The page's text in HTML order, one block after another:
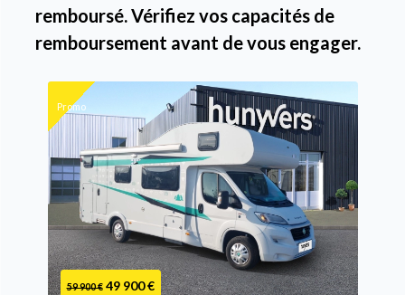
remboursé. Vérifiez vos capacités de
remboursement avant de vous engager.
Promo
59 900 € 49 900 €